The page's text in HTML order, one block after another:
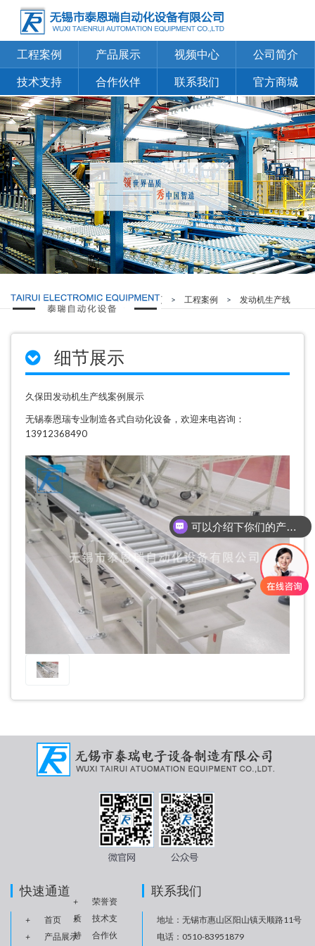
工程案例 产品展示 视频中心 公司简介
技术支持 合作伙伴 联系我们 官方商城
您当前的位置： 首页 > 工程案例 > 发动机生产线
细节展示
久保田发动机生产线案例展示
无锡泰恩瑞专业制造各式自动化设备，欢迎来电咨询：
13912368490
快速通道
+ 首页
+
荣誉资
质
+
产品展示
+
技术支
持
+ 合作伙
联系我们
地址：无锡市惠山区阳山镇天顺路11号
电话：0510-83951879
可以介绍下你们的产品么